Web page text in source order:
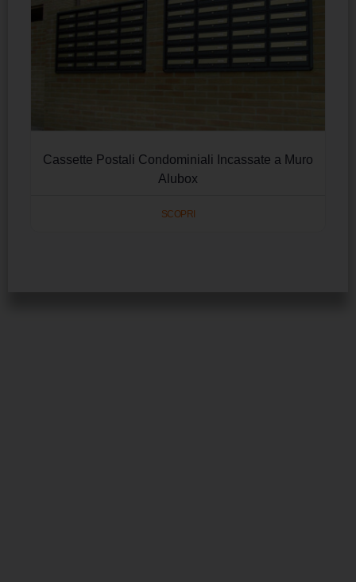
Cassette Postali Condominiali Incassate a Muro
Alubox
SCOPRI